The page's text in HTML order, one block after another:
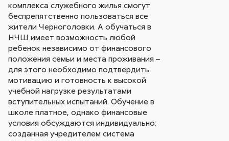
комплекса служебного жилья смогут
беспрепятственно пользоваться все
жители Черноголовки. А обучаться в
НЧШ имеет возможность любой
ребенок независимо от финансового
положения семьи и места проживания –
для этого необходимо подтвердить
мотивацию и готовность к высокой
учебной нагрузке результатами
вступительных испытаний. Обучение в
школе платное, однако финансовые
условия обсуждаются индивидуально:
созданная учредителем система